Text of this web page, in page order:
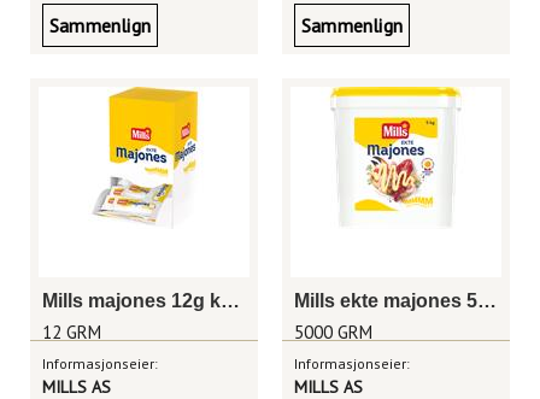
Sammenlign Sammenlign
Mills majones 12g kuvert
12 GRM
Informasjonseier:
MILLS AS
Mills ekte majones 5 kg
5000 GRM
Informasjonseier:
MILLS AS